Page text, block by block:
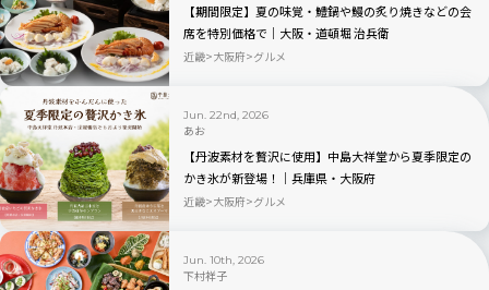
【期間限定】夏の味覚・鱧鍋や鰻の炙り焼きなどの会
席を特別価格で｜大阪・道頓堀 治兵衛
近畿 大阪府 グルメ
Jun. 22nd, 2026
あお
【丹波素材を贅沢に使用】中島大祥堂から夏季限定の
かき氷が新登場！｜兵庫県・大阪府
近畿 大阪府 グルメ
Jun. 10th, 2026
下村祥子